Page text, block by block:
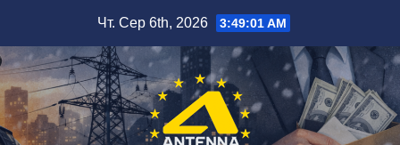
вмісту
Чт. Сер 6th, 2026 3:49:02 AM